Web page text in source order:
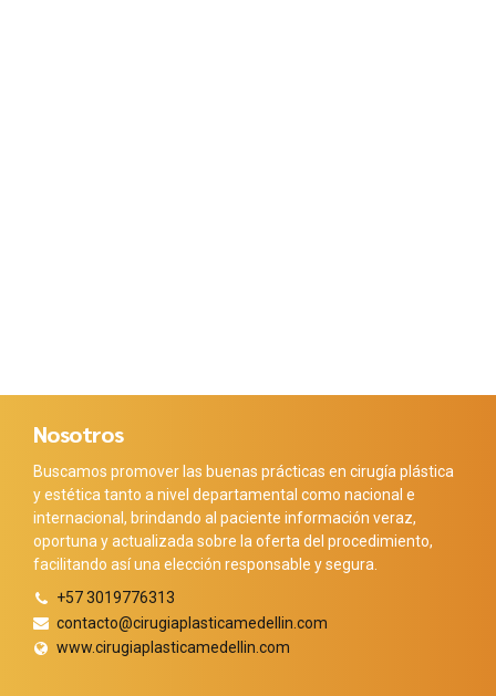
Nosotros
Buscamos promover las buenas prácticas en cirugía plástica
y estética tanto a nivel departamental como nacional e
internacional, brindando al paciente información veraz,
oportuna y actualizada sobre la oferta del procedimiento,
facilitando así una elección responsable y segura.
+57 3019776313
contacto@cirugiaplasticamedellin.com
www.cirugiaplasticamedellin.com